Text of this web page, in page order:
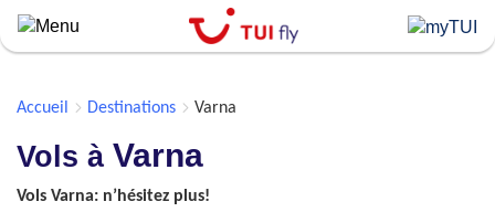
Skip
to
Accueil
Destinations Varna
Vols à Varna
Vols Varna: n’hésitez plus!